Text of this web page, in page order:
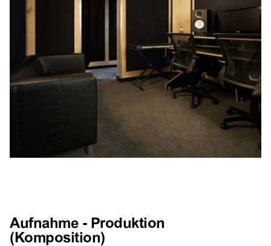
Aufnahme - Produktion
(Komposition)